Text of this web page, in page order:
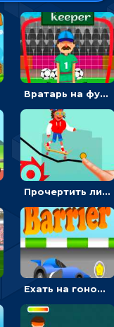
Вратарь на футбольном поле: тапай, чтобы отбивать мячи в воротах ногами и руками - спортивные
Прочертить линию, чтобы проехать на скейте, через преграды к финишу - для мальчиков
Ехать на гоночной машине, чтобы обходить преграды и собирать звезды - для мальчиков